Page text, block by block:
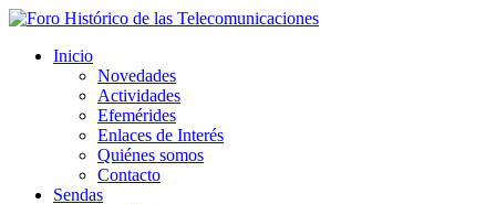
Inicio
Novedades
Actividades
Efemérides
Enlaces de Interés
Quiénes somos
Contacto
Sendas